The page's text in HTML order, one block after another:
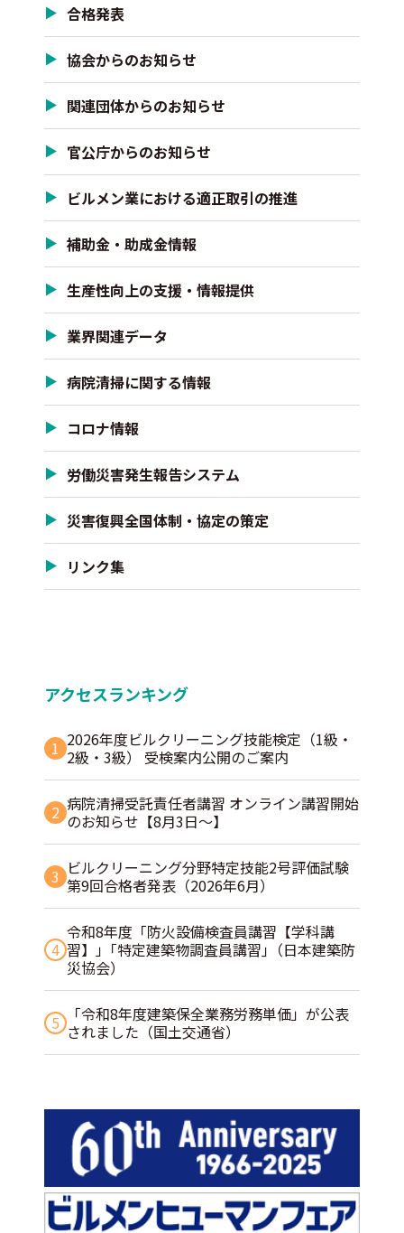
合格発表
協会からのお知らせ
関連団体からのお知らせ
官公庁からのお知らせ
ビルメン業における適正取引の推進
補助金・助成金情報
生産性向上の支援・情報提供
業界関連データ
病院清掃に関する情報
コロナ情報
労働災害発生報告システム
災害復興全国体制・協定の策定
リンク集
アクセスランキング
1 2026年度ビルクリーニング技能検定（1級・
2級・3級） 受検案内公開のご案内
2 病院清掃受託責任者講習 オンライン講習開始
のお知らせ【8月3日～】
3 ビルクリーニング分野特定技能2号評価試験
第9回合格者発表（2026年6月）
4
令和8年度「防火設備検査員講習【学科講
習】」｢特定建築物調査員講習｣（日本建築防
災協会）
5
「令和8年度建築保全業務労務単価」が公表
されました（国土交通省）